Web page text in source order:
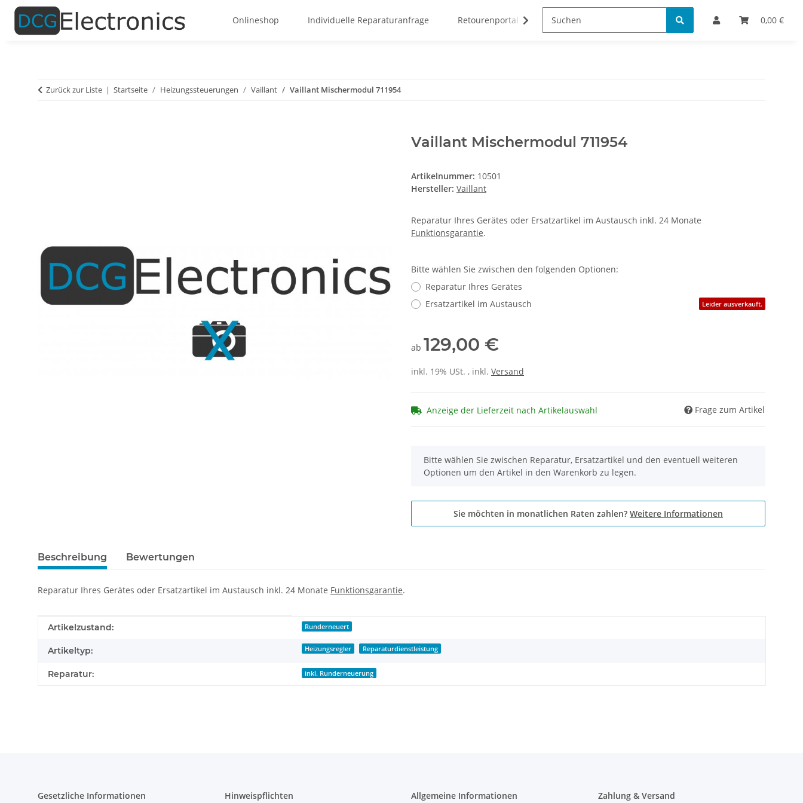
0,00 €
Onlineshop Individuelle Reparaturanfrage Retourenportal Bestellinformationen
Zurück zur Liste Startseite Heizungssteuerungen Vaillant Vaillant Mischermodul 711954
Vaillant Mischermodul 711954
Artikelnummer: 10501
Hersteller: Vaillant
Reparatur Ihres Gerätes oder Ersatzartikel im Austausch inkl. 24 Monate
Funktionsgarantie.
Bitte wählen Sie zwischen den folgenden Optionen:
Reparatur Ihres Gerätes
Ersatzartikel im Austausch
Leider ausverkauft.
ab 129,00 €
inkl. 19% USt. , inkl. Versand
Anzeige der Lieferzeit nach Artikelauswahl Frage zum Artikel
x
Bitte wählen Sie zwischen Reparatur, Ersatzartikel und den eventuell weiteren
Optionen um den Artikel in den Warenkorb zu legen.
Sie möchten in monatlichen Raten zahlen? Weitere Informationen
Beschreibung Bewertungen
Reparatur Ihres Gerätes oder Ersatzartikel im Austausch inkl. 24 Monate Funktionsgarantie.
Produkteigenschaft
Wert
Artikelzustand: Runderneuert
Artikeltyp: Heizungsregler Reparaturdienstleistung
Reparatur: inkl. Runderneuerung
Gesetzliche Informationen Hinweispflichten Allgemeine Informationen Zahlung & Versand